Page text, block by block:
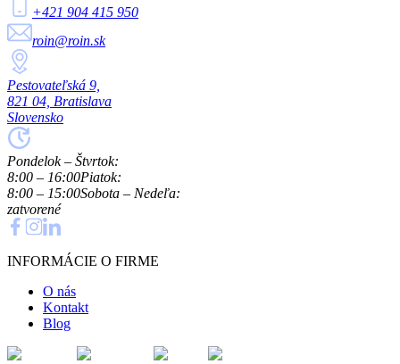
+421 904 415 950
roin@roin.sk
Pestovateľská 9,
821 04, Bratislava
Slovensko
Pondelok – Štvrtok:
8:00 – 16:00Piatok:
8:00 – 15:00Sobota – Nedeľa:
zatvorené
INFORMÁCIE O FIRME
O nás
Kontakt
Blog